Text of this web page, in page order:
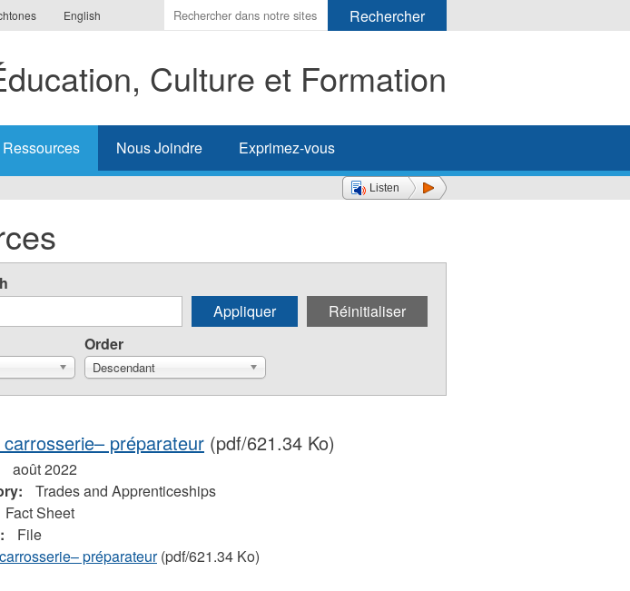
English
Indiquer
les
à
rechercher
Culture et Formation
Ressources Nous Joindre Exprimez-vous
Listen
Order
Descendant
préparateur(pdf/621.34 Ko)
août 2022
Trades and Apprenticeships
Fact Sheet
File
préparateur(pdf/621.34 Ko)